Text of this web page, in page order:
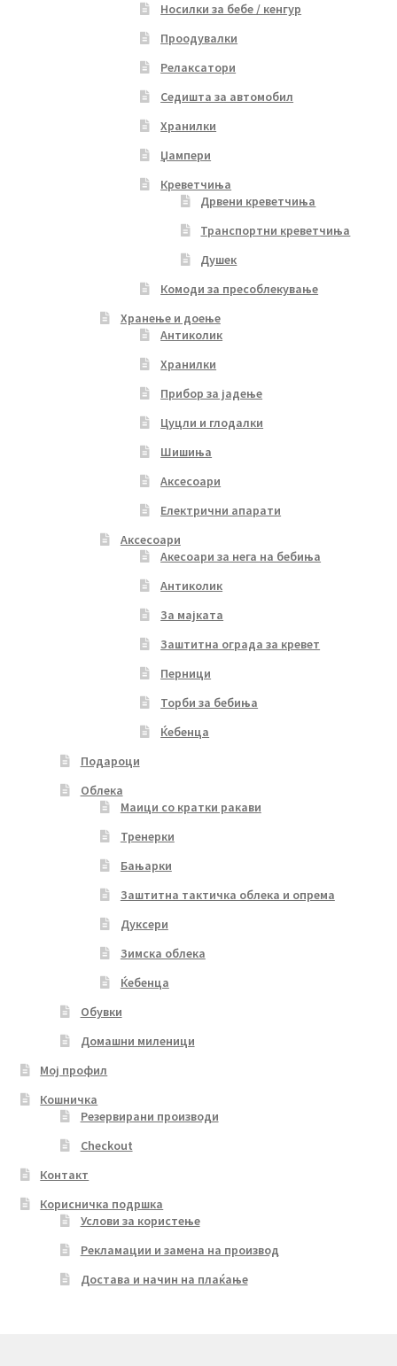
Носилки за бебе / кенгур
Проодувалки
Релаксатори
Седишта за автомобил
Хранилки
Џампери
Креветчиња
Дрвени креветчиња
Транспортни креветчиња
Душек
Комоди за пресоблекување
Хранење и доење
Антиколик
Хранилки
Прибор за јадење
Цуцли и глодалки
Шишиња
Аксесоари
Електрични апарати
Аксесоари
Акесоари за нега на бебиња
Антиколик
За мајката
Заштитна ограда за кревет
Перници
Торби за бебиња
Ќебенца
Подароци
Облека
Маици со кратки ракави
Тренерки
Бањарки
Заштитна тактичка облека и опрема
Дуксери
Зимска облека
Ќебенца
Обувки
Домашни миленици
Мој профил
Кошничка
Резервирани производи
Checkout
Контакт
Корисничка подршка
Услови за користење
Рекламации и замена на производ
Достава и начин на плаќање